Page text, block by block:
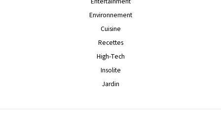
Environnement
Cuisine
Recettes
High-Tech
Insolite
Jardin